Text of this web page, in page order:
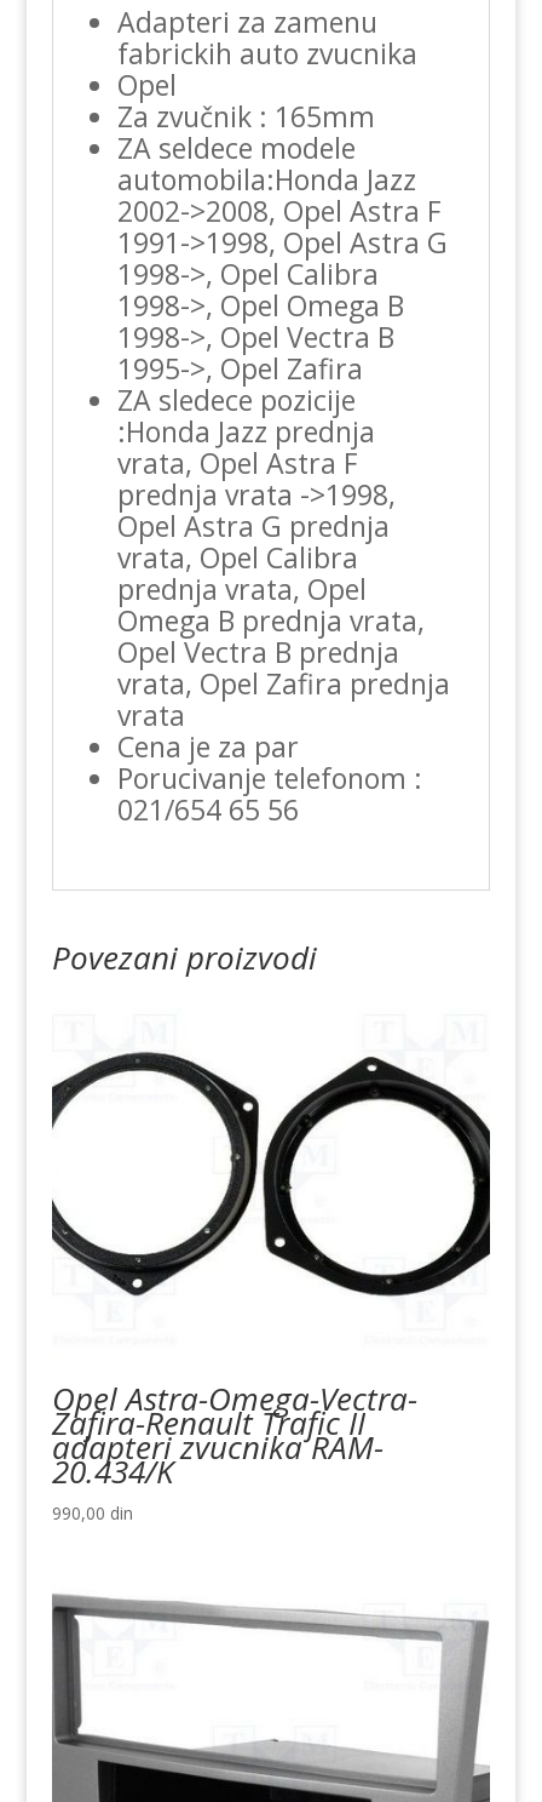
Adapteri za zamenu
fabrickih auto zvucnika
Opel
Za zvučnik : 165mm
ZA seldece modele
automobila:Honda Jazz
2002->2008, Opel Astra F
1991->1998, Opel Astra G
1998->, Opel Calibra
1998->, Opel Omega B
1998->, Opel Vectra B
1995->, Opel Zafira
ZA sledece pozicije
:Honda Jazz prednja
vrata, Opel Astra F
prednja vrata ->1998,
Opel Astra G prednja
vrata, Opel Calibra
prednja vrata, Opel
Omega B prednja vrata,
Opel Vectra B prednja
vrata, Opel Zafira prednja
vrata
Cena je za par
Porucivanje telefonom :
021/654 65 56
Povezani proizvodi
Opel Astra-Omega-Vectra-
Zafira-Renault Trafic II
adapteri zvucnika RAM-
20.434/K
990,00 din